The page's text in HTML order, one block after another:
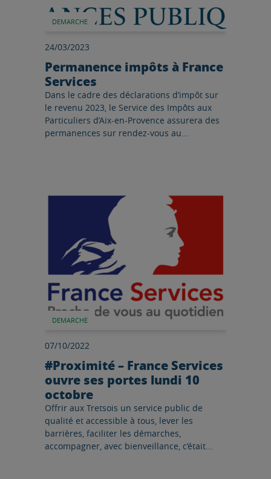
DEMARCHE
24/03/2023
Permanence impôts à France
Services
Dans le cadre des déclarations d’impôt sur
le revenu 2023, le Service des Impôts aux
Particuliers d’Aix-en-Provence assurera des
permanences sur rendez-vous au...
DEMARCHE
07/10/2022
#Proximité – France Services
ouvre ses portes lundi 10
octobre
Offrir aux Tretsois un service public de
qualité et accessible à tous, lever les
barrières, faciliter les démarches,
accompagner, avec bienveillance, c’était...